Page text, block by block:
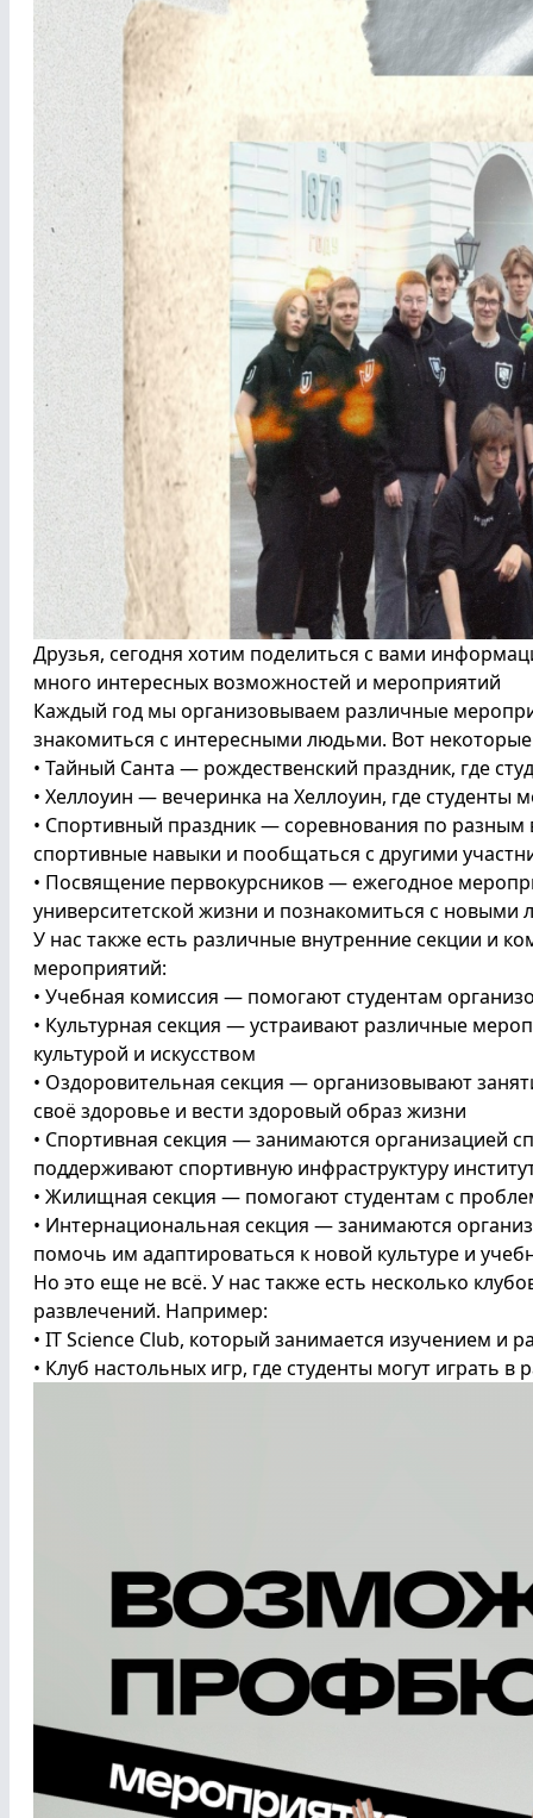
Друзья, сегодня хотим поделиться с вами
много интересных возможностей и мероприятий
Каждый год мы организовываем различные
знакомиться с интересными людьми. Вот
• Тайный Санта — рождественский праздник, где
• Хеллоуин — вечеринка на Хеллоуин, где студенты
• Спортивный праздник — соревнования по разным
спортивные навыки и пообщаться с другими
• Посвящение первокурсников — ежегодное
университетской жизни и познакомиться с новыми
У нас также есть различные внутренние секции и
мероприятий:
• Учебная комиссия — помогают студентам
• Культурная секция — устраивают различные
культурой и искусством
• Оздоровительная секция — организовывают
своё здоровье и вести здоровый образ жизни
• Спортивная секция — занимаются организацией
поддерживают спортивную инфраструктуру
• Жилищная секция — помогают студентам с
• Интернациональная секция — занимаются
помочь им адаптироваться к новой культуре и
Но это еще не всё. У нас также есть несколько
развлечений. Например:
• IT Science Club, который занимается изучением и
• Клуб настольных игр, где студенты могут играть